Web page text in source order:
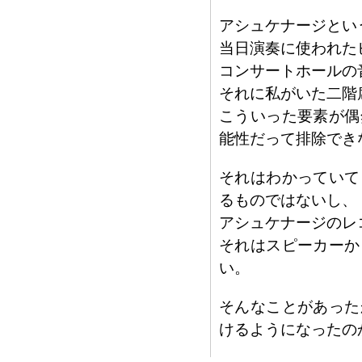
アシュケナージと
当日演奏に使われた
コンサートホール
それに私がいた二階
こういった要素が
能性だって排除でき
それはわかってい
るものではないし、
アシュケナージの
それはスピーカー
い。
そんなことがあっ
けるようになった